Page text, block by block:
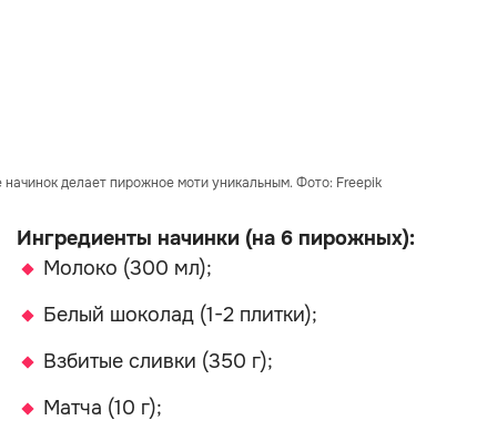
начинок делает пирожное моти уникальным. Фото: Freepik
Ингредиенты начинки (на 6 пирожных):
Молоко (300 мл);
Белый шоколад (1-2 плитки);
Взбитые сливки (350 г);
Матча (10 г);